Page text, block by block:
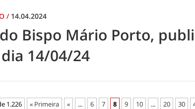
/ 14.04.2024
Bispo Mário Porto,
14/04/24
1.226 « Primeira « ... 6 7 8 9 10 ... 20 30